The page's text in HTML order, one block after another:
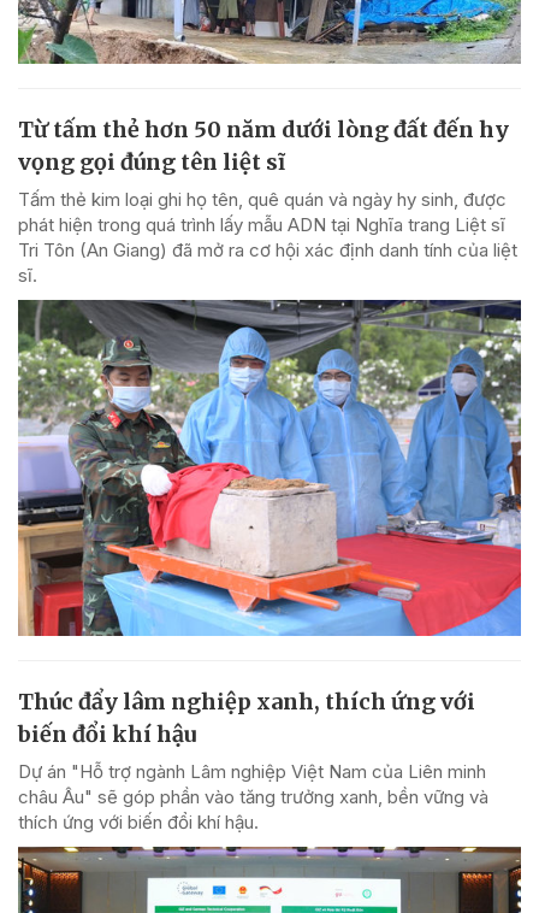
Từ tấm thẻ hơn 50 năm dưới lòng đất đến hy
vọng gọi đúng tên liệt sĩ
Tấm thẻ kim loại ghi họ tên, quê quán và ngày hy sinh, được
phát hiện trong quá trình lấy mẫu ADN tại Nghĩa trang Liệt sĩ
Tri Tôn (An Giang) đã mở ra cơ hội xác định danh tính của liệt
sĩ.
Thúc đẩy lâm nghiệp xanh, thích ứng với
biến đổi khí hậu
Dự án "Hỗ trợ ngành Lâm nghiệp Việt Nam của Liên minh
châu Âu" sẽ góp phần vào tăng trưởng xanh, bền vững và
thích ứng với biến đổi khí hậu.